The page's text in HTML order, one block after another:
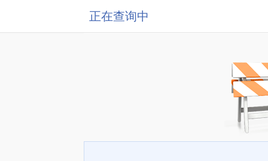
正在查询中